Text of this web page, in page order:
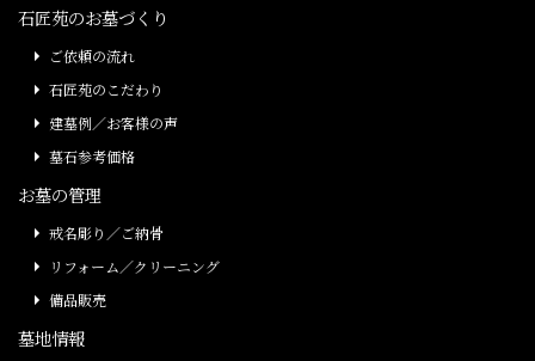
石匠苑のお墓づくり
ご依頼の流れ
石匠苑のこだわり
建墓例／お客様の声
墓石参考価格
お墓の管理
戒名彫り／ご納骨
リフォーム／クリーニング
備品販売
墓地情報